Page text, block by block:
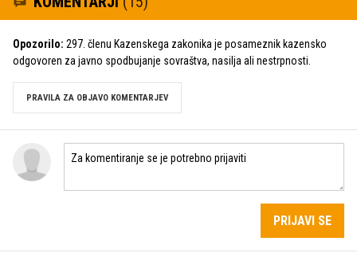
Opozorilo: 297. členu Kazenskega zakonika je posameznik kazensko
odgovoren za javno spodbujanje sovraštva, nasilja ali nestrpnosti.
PRAVILA ZA OBJAVO KOMENTARJEV
PRIJAVI SE